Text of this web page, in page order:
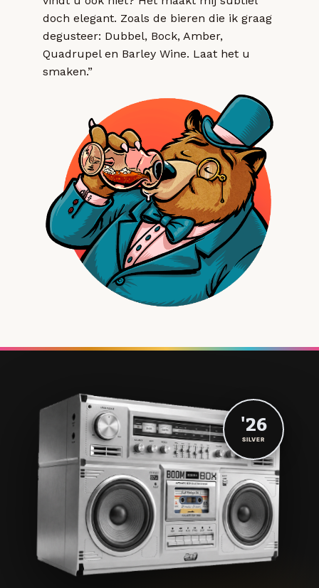
doch elegant. Zoals de bieren die ik graag
degusteer: Dubbel, Bock, Amber,
Quadrupel en Barley Wine. Laat het u
smaken.”
'26
SILVER